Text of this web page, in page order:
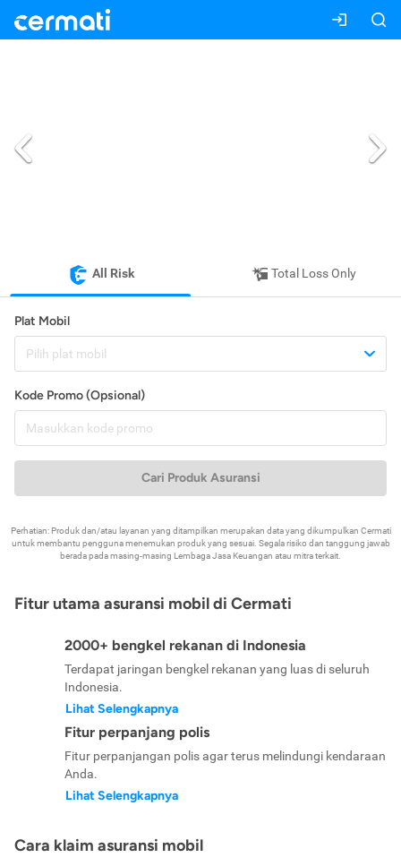
All Risk Total Loss Only
Plat Mobil
Pilih plat mobil
Kode Promo (Opsional)
Cari Produk Asuransi
Perhatian: Produk dan/atau layanan yang ditampilkan merupakan data yang dikumpulkan Cermati
untuk membantu pengguna menemukan produk yang sesuai. Segala risiko dan tanggung jawab
berada pada masing-masing Lembaga Jasa Keuangan atau mitra terkait.
Fitur utama asuransi mobil di Cermati
2000+ bengkel rekanan di Indonesia
Terdapat jaringan bengkel rekanan yang luas di seluruh
Indonesia.
Lihat Selengkapnya
Fitur perpanjang polis
Fitur perpanjangan polis agar terus melindungi kendaraan
Anda.
Lihat Selengkapnya
Cara klaim asuransi mobil